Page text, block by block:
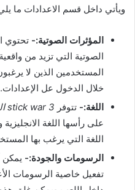
ويأتي داخل قسم الاعدادات ما
المؤثرات الصوتية:- تحتوي
الصوتية التي تزيد من
المستخدمين الذين لا
خلال الدخول عل الإعدادات.
اللغة:- تتوفر stick war 3 المهكرة
على رأسها اللغة
اللغة التي يرغب بها
الرسومات والجودة:- يمكن
تفعيل خاصية الرسومات